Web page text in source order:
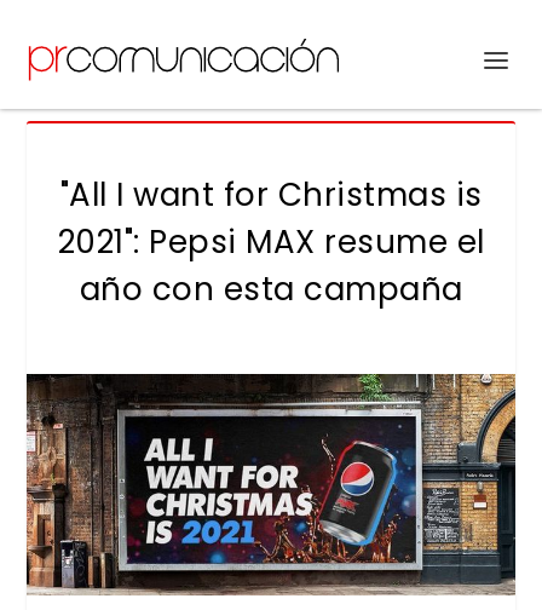
"All I want for Christmas is
2021": Pepsi MAX resume el
año con esta campaña